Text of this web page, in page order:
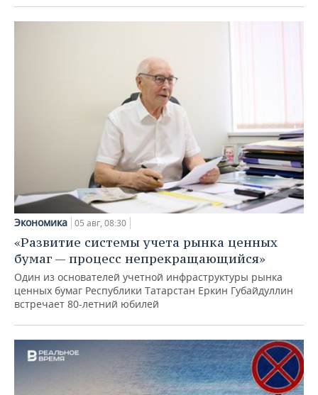
Экономика 05 авг, 08:30
«Развитие системы учета рынка ценных
бумаг — процесс непрекращающийся»
Один из основателей учетной инфраструктуры рынка
ценных бумаг Республики Татарстан Еркин Губайдуллин
встречает 80-летний юбилей